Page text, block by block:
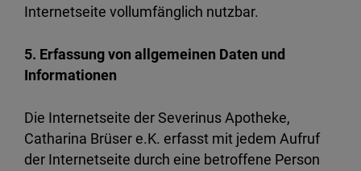
Internetseite vollumfänglich nutzbar.
5. Erfassung von allgemeinen Daten und
Informationen
Die Internetseite der Severinus Apotheke,
Catharina Brüser e.K. erfasst mit jedem Aufruf
der Internetseite durch eine betroffene Person